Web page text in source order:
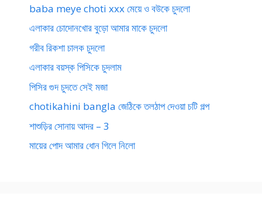
baba meye choti xxx মেয়ে ও বউকে চুদলো
এলাকার চোদোনখোর বুড়ো আমার মাকে চুদলো
গরীব রিকশা চালক চুদলো
এলাকার বয়স্ক পিসিকে চুদলাম
পিসির গুদ চুদতে সেই মজা
chotikahini bangla জেঠিকে তলঠাপ দেওয়া চটি গল্প
শাশুড়ির সোনায় আদর – 3
মায়ের পোদ আমার ধোন গিলে নিলো